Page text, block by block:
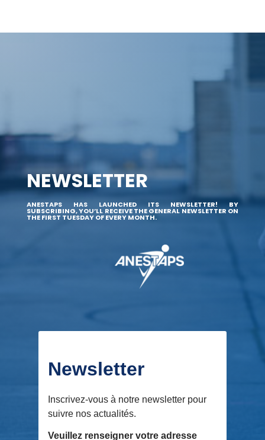
NEWSLETTER
ANESTAPS HAS LAUNCHED ITS NEWSLETTER! BY
SUBSCRIBING, YOU’LL RECEIVE THE GENERAL NEWSLETTER ON
THE FIRST TUESDAY OF EVERY MONTH.